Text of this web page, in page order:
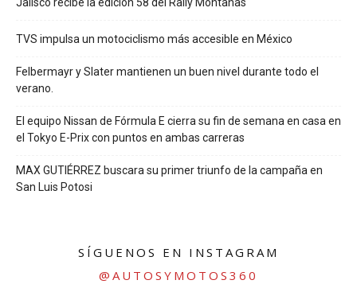
TVS impulsa un motociclismo más accesible en México
Felbermayr y Slater mantienen un buen nivel durante todo el
verano.
El equipo Nissan de Fórmula E cierra su fin de semana en casa en
el Tokyo E-Prix con puntos en ambas carreras
MAX GUTIÉRREZ buscara su primer triunfo de la campaña en
San Luis Potosi
SÍGUENOS EN INSTAGRAM
@AUTOSYMOTOS360